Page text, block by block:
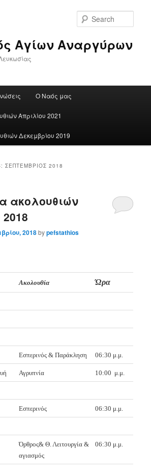
Αγίων Αναργύρων
Ο Ναός μας
Απριλίου 2021
Δεκεμβρίου 2019
ΣΕΠΤΈΜΒΡΙΟΣ 2018
ακολουθιών
2018bypefstathios
Ακολουθία Ώρα
Εσπερινός & Παράκληση 06:30 μ.μ.
Αγρυπνία 10:00 μ.μ.
Εσπερινός 06:30 μ.μ.
Όρθρος& Θ. Λειτουργία &
αγιασμός
06:30 μ.μ.